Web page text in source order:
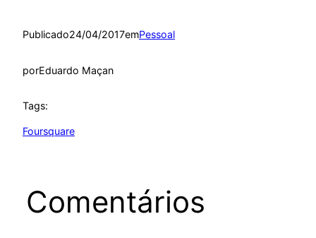
Publicado24/04/2017emPessoal
porEduardo Maçan
Tags:
Foursquare
Comentários